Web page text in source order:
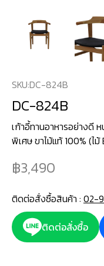
SKU:DC-824B
DC-824B
เก้าอี้ทานอาหารอย่างดี
พิเศษ ขาไม้แท้ 100% (ไ
3,490
ติดต่อสั่งซื้อสินค้า : 02-
ติดต่อสั่งซื้อ